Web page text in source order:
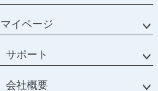
マイページ
サポート
会社概要